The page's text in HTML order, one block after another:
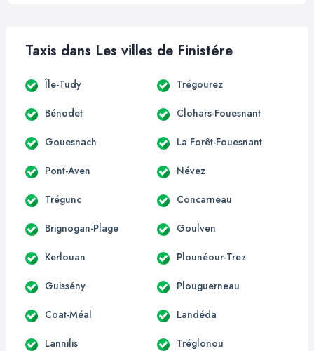
Taxis dans Les villes de Finistére
Île-Tudy Trégourez
Bénodet Clohars-Fouesnant
Gouesnach La Forêt-Fouesnant
Pont-Aven Névez
Trégunc Concarneau
Brignogan-Plage Goulven
Kerlouan Plounéour-Trez
Guissény Plouguerneau
Coat-Méal Landéda
Lannilis Tréglonou